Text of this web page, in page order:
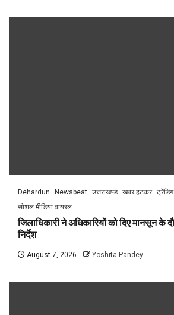
Dehardun Newsbeat उत्तराखण्ड खबर हटकर
सोशल मीडिया वायरल
जिलाधिकारी ने अधिकारियों को दिए मानसून के
निर्देश
August 7, 2026 Yoshita Pandey